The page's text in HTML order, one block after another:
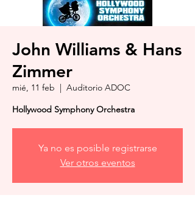
John Williams & Hans
Zimmer
mié, 11 feb
  |
Auditorio ADOC
Hollywood Symphony Orchestra
Ya no es posible registrarse
Ver otros eventos